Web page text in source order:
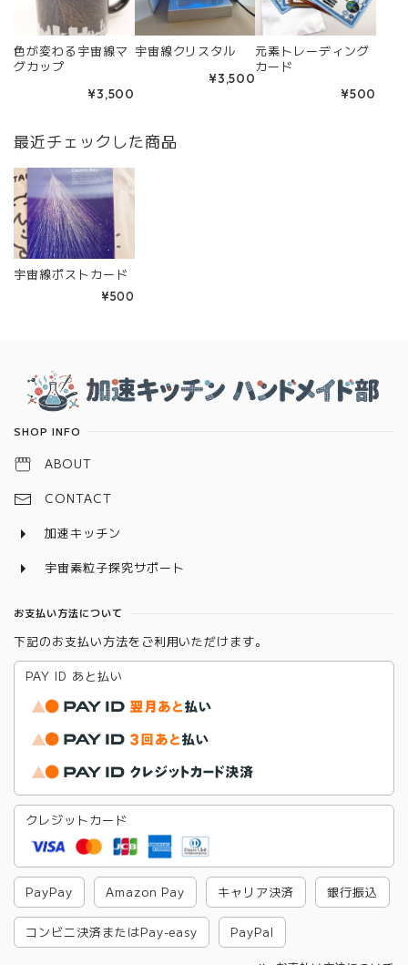
色が変わる宇宙線マ
グカップ
¥3,500
宇宙線クリスタル
¥3,500
元素トレーディング
カード
¥500
最近チェックした商品
宇宙線ポストカード
¥500
Information
SHOP INFO
ABOUT
CONTACT
加速キッチン
宇宙素粒子探究サポート
お支払い方法について
下記のお支払い方法をご利用いただけます。
PAY ID あと払い
クレジットカード
PayPay Amazon Pay キャリア決済 銀行振込
コンビニ決済またはPay-easy PayPal